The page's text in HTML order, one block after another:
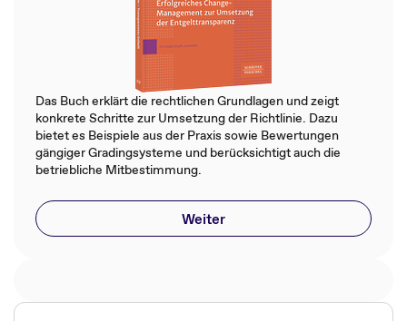
Das Buch erklärt die rechtlichen Grundlagen und zeigt
konkrete Schritte zur Umsetzung der Richtlinie. Dazu
bietet es Beispiele aus der Praxis sowie Bewertungen
gängiger Gradingsysteme und berücksichtigt auch die
betriebliche Mitbestimmung.
Weiter